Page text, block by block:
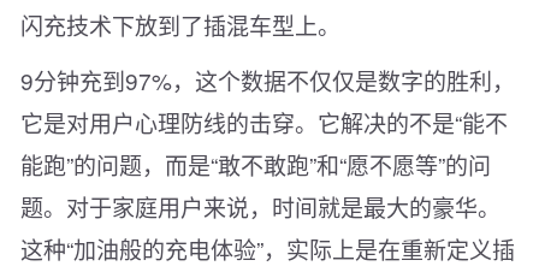
闪充技术下放到了插混车型上。
9分钟充到97%，这个数据不仅仅是数字的胜利，
它是对用户心理防线的击穿。它解决的不是“能不
能跑”的问题，而是“敢不敢跑”和“愿不愿等”的问
题。对于家庭用户来说，时间就是最大的豪华。
这种“加油般的充电体验”，实际上是在重新定义插